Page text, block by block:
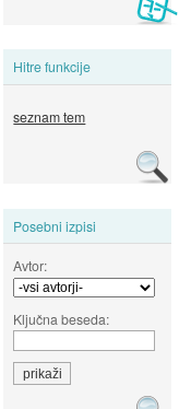
Hitre funkcije
seznam tem
Posebni izpisi
Avtor:
Ključna beseda: